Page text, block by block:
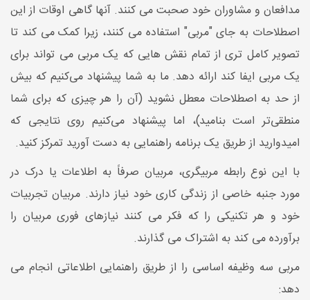
مدافعان و مشاوران خود صحبت می کنند. آنها گاهی اوقات از این
اصطلاحات به جای "مربی" استفاده می کنند، زیرا کمک می کند تا
تصویر کامل تری از تمام نقش هایی که یک مربی می تواند برای
یک مربی ایفا کند ارائه دهد. ما به شما پیشنهاد می‌کنیم که بیش
از حد به اصطلاحات معطل نشوید (آن را هر چیزی که برای شما
منطقی‌تر است بنامید)، اما پیشنهاد می‌کنیم روی نتایجی که
امیدوارید از طریق یک برنامه راهنمایی به دست آورید تمرکز کنید.
با این نوع رابطه مربیگری، مربیان صرفاً به اطلاعات یا درک در
مورد جنبه خاصی از زندگی کاری خود نیاز دارند. مربیان تجربیات
خود و هر تکنیکی را که فکر می کنند نیازهای فوری مربیان را
برآورده می کند به اشتراک می گذارند.
مربی سه وظیفه اساسی را از طریق راهنمایی اطلاعاتی انجام می
دهد: